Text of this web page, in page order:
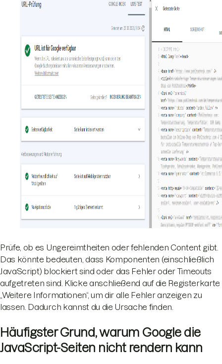
Prüfe, ob es Ungereimtheiten oder fehlenden Content gibt.
Das könnte bedeuten, dass Komponenten (einschließlich
JavaScript) blockiert sind oder das Fehler oder Timeouts
aufgetreten sind. Klicke anschließend auf die Registerkarte
„Weitere Informationen“, um dir alle Fehler anzeigen zu
lassen. Dadurch kannst du die Ursache finden.
Häufigster Grund, warum Google die
JavaScript-Seiten nicht rendern kann